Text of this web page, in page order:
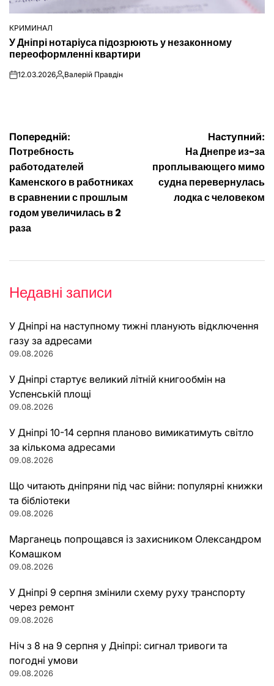
ОПУБЛІКУВАТИ
У
КРИМИНАЛ
У Дніпрі нотаріуса підозрюють у незаконному
переоформленні квартири
on12.03.2026Опубліковано
Валерій Правдін
Навігація
записів
Попередній:
Потребность
работодателей
Каменского в работниках
в сравнении с прошлым
годом увеличилась в 2
раза
Наступний:
На Днепре из-за
проплывающего мимо
судна перевернулась
лодка с человеком
Недавні записи
У Дніпрі на наступному тижні планують відключення
газу за адресами
09.08.2026
У Дніпрі стартує великий літній книгообмін на
Успенській площі
09.08.2026
У Дніпрі 10-14 серпня планово вимикатимуть світло
за кількома адресами
09.08.2026
Що читають дніпряни під час війни: популярні книжки
та бібліотеки
09.08.2026
Марганець попрощався із захисником Олександром
Комашком
09.08.2026
У Дніпрі 9 серпня змінили схему руху транспорту
через ремонт
09.08.2026
Ніч з 8 на 9 серпня у Дніпрі: сигнал тривоги та
погодні умови
09.08.2026